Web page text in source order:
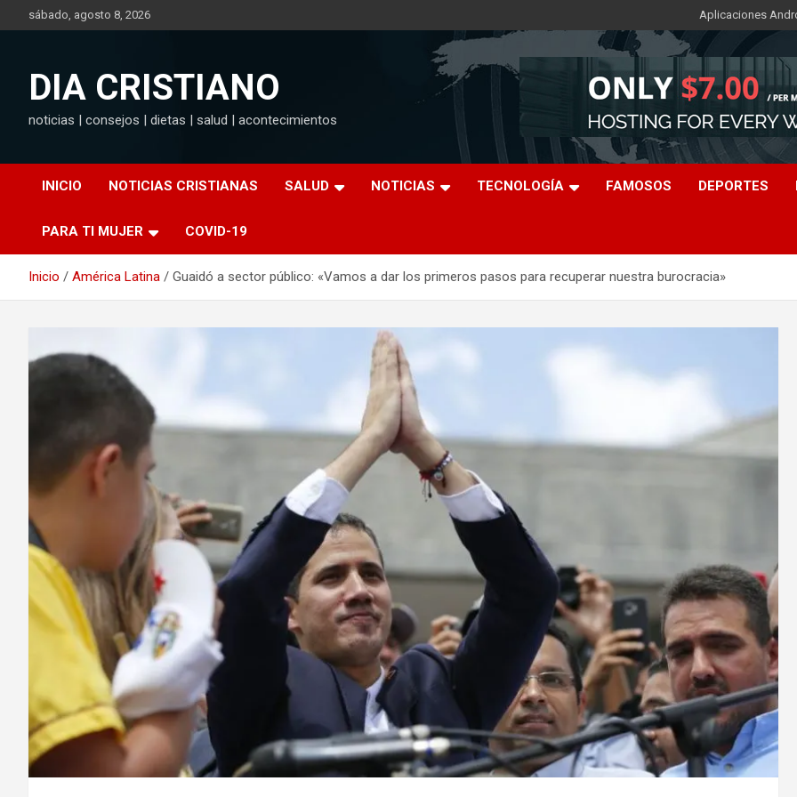
al
sábado, agosto 8, 2026 Aplicaciones
DIA CRISTIANO
noticias | consejos | dietas | salud | acontecimientos
INICIO NOTICIAS CRISTIANAS SALUD NOTICIAS TECNOLOGÍA FAMOSOS DEPORTES
PARA TI MUJER COVID-19
Inicio América Latina Guaidó a sector público: «Vamos a dar los primeros pasos para recuperar nuestra burocracia»